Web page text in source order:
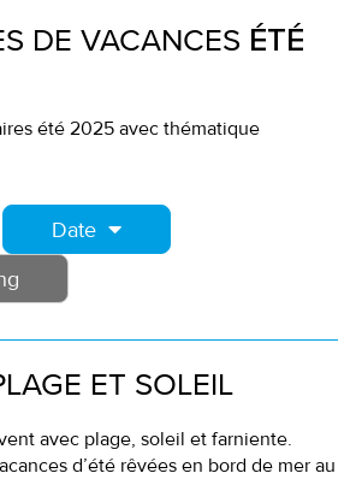
DE VACANCES ÉTÉ
été 2025 avec thématique
Date
ET SOLEIL
avec plage, soleil et farniente.
d’été rêvées en bord de mer au